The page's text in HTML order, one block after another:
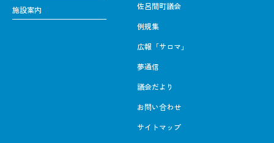
施設案内
佐呂間町議会
例規集
広報「サロマ」
夢通信
議会だより
お問い合わせ
サイトマップ